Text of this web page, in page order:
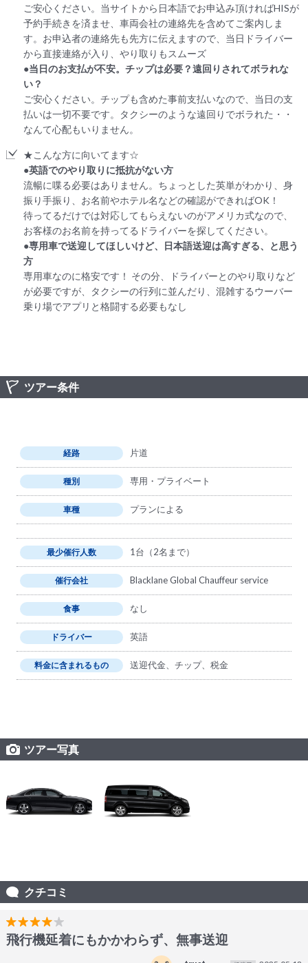
ご安心ください。当サイトから日本語でお申込み頂ければHISが
予約手続きを済ませ、車両会社の連絡先を含めてご案内しま
す。お申込者の連絡先も先方に伝えますので、当日ドライバー
から直接連絡が入り、やり取りもスムーズ
●当日のお支払が不安。チップは必要？遠回りされてボラれな
い？
ご安心ください。チップも含めた事前支払いなので、当日の支
払いは一切不要です。タクシーのような遠回りでボラれた・・
なんて心配もいりません。
★こんな方に向いてます☆
●英語でのやり取りに抵抗がない方
流暢に喋る必要はありません。ちょっとした英単がわかり、身
振り手振り、お名前やホテル名などの確認ができればOK！
待ってるだけでは対応してもらえないのがアメリカ式なので、
お客様のお名前を持ってるドライバーを探してください。
●専用車で送迎してほしいけど、日本語送迎は高すぎる、と思う
方
専用車なのに格安です！ その分、ドライバーとのやり取りなど
が必要ですが、タクシーの行列に並んだり、混雑するウーバー
乗り場でアプリと格闘する必要もなし
ツアー条件
経路 片道
種別 専用・プライベート
車種 プランによる
最少催行人数 1台（2名まで）
催行会社 Blacklane Global Chauffeur service
食事 なし
ドライバー 英語
料金に含まれるもの 送迎代金、チップ、税金
ツアー写真
クチコミ
飛行機延着にもかかわらず、無事送迎